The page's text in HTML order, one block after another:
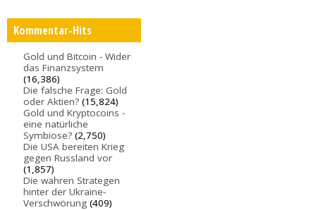
Kommentar-Hits
Gold und Bitcoin - Wider
das Finanzsystem
(16,386)
Die falsche Frage: Gold
oder Aktien? (15,824)
Gold und Kryptocoins -
eine natürliche
Symbiose? (2,750)
Die USA bereiten Krieg
gegen Russland vor
(1,857)
Die wahren Strategen
hinter der Ukraine-
Verschwörung (409)